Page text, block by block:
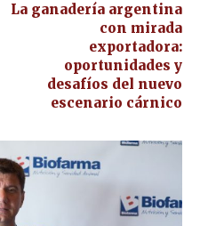
La ganadería argentina
con mirada
exportadora:
oportunidades y
desafíos del nuevo
escenario cárnico